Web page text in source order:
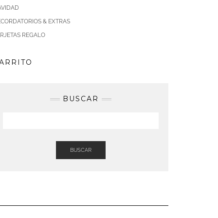
& EXTRAS
REGALO
BUSCAR
BUSCAR